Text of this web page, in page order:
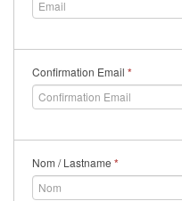
Confirmation Email *
Nom / Lastname *